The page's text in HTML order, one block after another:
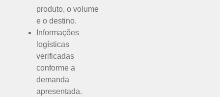
produto, o volume
e o destino.
Informações
logísticas
verificadas
conforme a
demanda
apresentada.